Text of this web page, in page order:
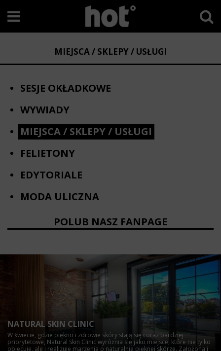
MIEJSCA / SKLEPY / USŁUGI
SESJE OKŁADKOWE
WYWIADY
MIEJSCA / SKLEPY / USŁUGI
FELIETONY
EDYTORIALE
MODA ULICZNA
POLUB NASZ FANPAGE
NATURAL SKIN CLINIC
W świecie, gdzie piękno i zdrowie skóry stają się coraz bardziej
priorytetowe, Natural Skin Clinic wyróżnia się jako miejsce, które nie tylko
obiecuje, ale i realizuje marzenia o naturalnie pięknej skórze. Założona i